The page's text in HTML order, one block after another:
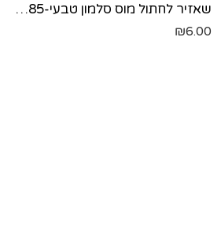
שאזיר לחתול מוס סלמון טבעי-85 גר'
₪6.00